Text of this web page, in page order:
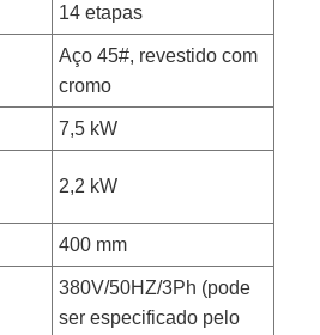
14 etapas
Aço 45#, revestido com
cromo
7,5 kW
2,2 kW
400 mm
380V/50HZ/3Ph (pode
ser especificado pelo